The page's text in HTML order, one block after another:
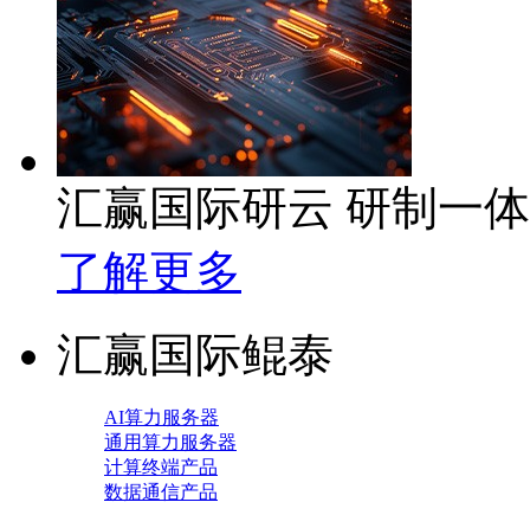
汇赢国际研云 研制一
了解更多
汇赢国际鲲泰
AI算力服务器
通用算力服务器
计算终端产品
数据通信产品